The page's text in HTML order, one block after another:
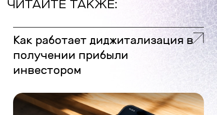
ЧИТАЙТЕ ТАКЖЕ:
Как работает диджитализация в
получении прибыли
инвестором